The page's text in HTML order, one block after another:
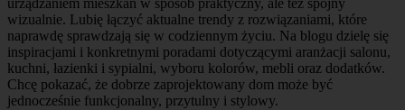
urządzaniem mieszkań w sposób praktyczny, ale też spójny
wizualnie. Lubię łączyć aktualne trendy z rozwiązaniami, które
naprawdę sprawdzają się w codziennym życiu. Na blogu dzielę się
inspiracjami i konkretnymi poradami dotyczącymi aranżacji salonu,
kuchni, łazienki i sypialni, wyboru kolorów, mebli oraz dodatków.
Chcę pokazać, że dobrze zaprojektowany dom może być
jednocześnie funkcjonalny, przytulny i stylowy.